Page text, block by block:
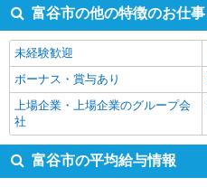
富谷市の他の特徴のお仕事
未経験歓迎
ボーナス・賞与あり
上場企業・上場企業のグループ会
社
富谷市の平均給与情報